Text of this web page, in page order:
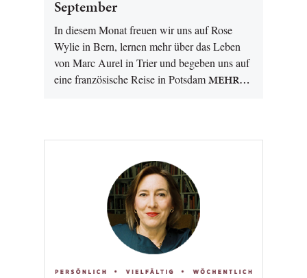
September
In diesem Monat freuen wir uns auf Rose
Wylie in Bern, lernen mehr über das Leben
von Marc Aurel in Trier und begeben uns auf
eine französische Reise in PotsdamMEHR…